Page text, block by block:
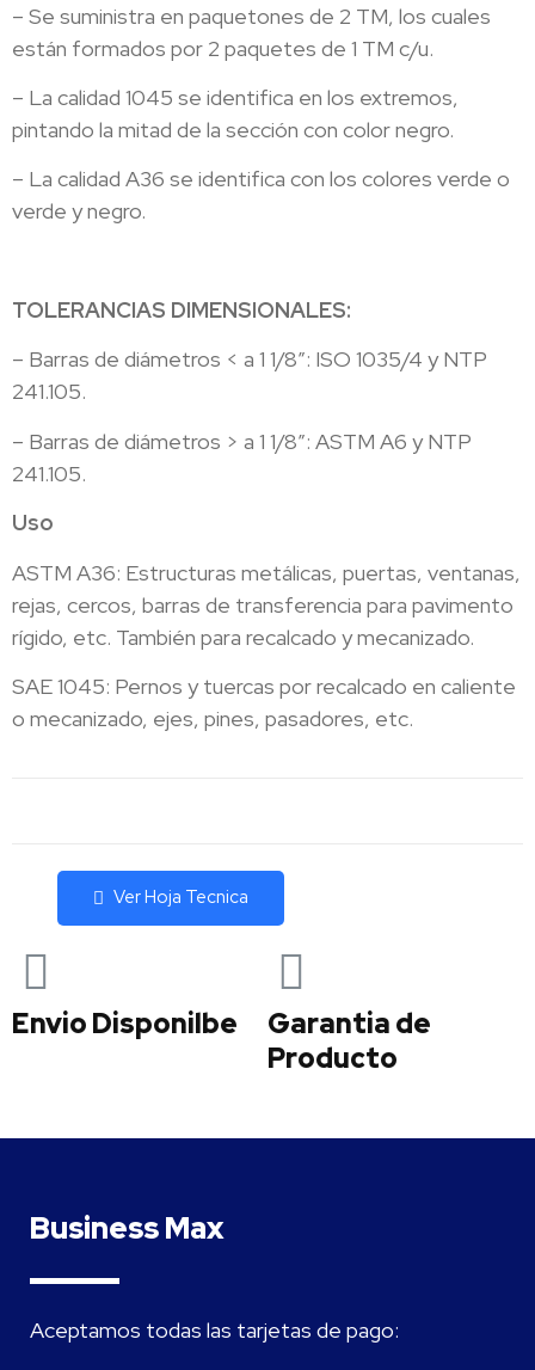
– Se suministra en paquetones de 2 TM, los cuales
están formados por 2 paquetes de 1 TM c/u.
– La calidad 1045 se identifica en los extremos,
pintando la mitad de la sección con color negro.
– La calidad A36 se identifica con los colores verde o
verde y negro.
TOLERANCIAS DIMENSIONALES:
– Barras de diámetros < a 1 1/8″: ISO 1035/4 y NTP
241.105.
– Barras de diámetros > a 1 1/8″: ASTM A6 y NTP
241.105.
Uso
ASTM A36: Estructuras metálicas, puertas, ventanas,
rejas, cercos, barras de transferencia para pavimento
rígido, etc. También para recalcado y mecanizado.
SAE 1045: Pernos y tuercas por recalcado en caliente
o mecanizado, ejes, pines, pasadores, etc.
Ver Hoja Tecnica
Envio Disponilbe
Garantia de
Producto
Business Max
Aceptamos todas las tarjetas de pago: